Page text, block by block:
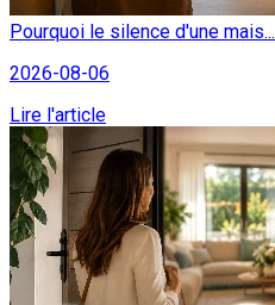
Pourquoi le silence d'une mais...
2026-08-06
Lire l'article